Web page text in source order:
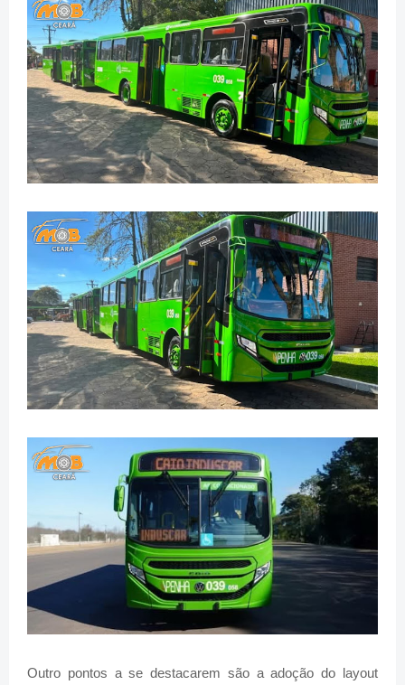
Outro pontos a se destacarem são a adoção do layout